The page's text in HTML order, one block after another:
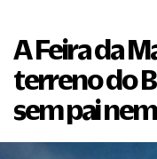
A Feira da
terreno do
sem pai